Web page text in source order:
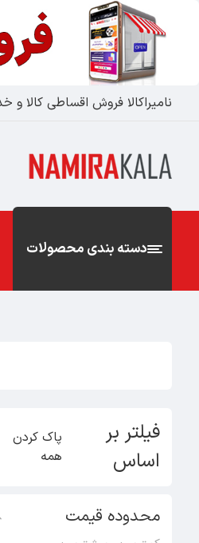
نامیراکالا فروش اقساطی کالا و
دسته بندی محصولات
فیلتر بر
اساس
پاک کردن
همه
محدوده قیمت